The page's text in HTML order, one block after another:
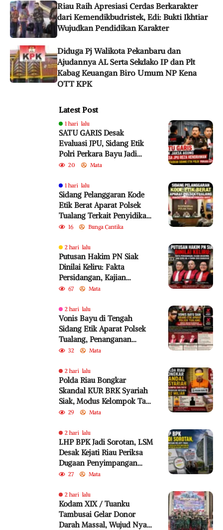
Riau Raih Apresiasi Cerdas Berkarakter
dari Kemendikbudristek, Edi: Bukti Ikhtiar
Wujudkan Pendidikan Karakter
Diduga Pj Walikota Pekanbaru dan
Ajudannya AL Serta Sekdako IP dan Plt
Kabag Keuangan Biro Umum NP Kena
OTT KPK
Latest Post
1 hari lalu
SATU GARIS Desak
Evaluasi JPU, Sidang Etik
Polri Perkara Bayu Jadi
Sorotan
20 Mata
1 hari lalu
Sidang Pelanggaran Kode
Etik Berat Aparat Polsek
Tualang Terkait Penyidikan
Perkara Bayu
16 Bunga Cantika
2 hari lalu
Putusan Hakim PN Siak
Dinilai Keliru: Fakta
Persidangan, Kajian
Akademik, dan SEMA No. 4
67 Mata
2 hari lalu
Vonis Bayu di Tengah
Sidang Etik Aparat Polsek
Tualang, Penanganan
Perkara Kembali Jadi
32 Mata
2 hari lalu
Polda Riau Bongkar
Skandal KUR BRK Syariah
Siak, Modus Kelompok Tani
Fiktif Diduga Rugikan
29 Mata
2 hari lalu
LHP BPK Jadi Sorotan, LSM
Desak Kejati Riau Periksa
Dugaan Penyimpangan
Program Bedelau BRK
27 Mata
2 hari lalu
Kodam XIX / Tuanku
Tambusai Gelar Donor
Darah Massal, Wujud Nyata